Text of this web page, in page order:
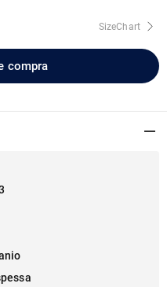
SizeChart
compra